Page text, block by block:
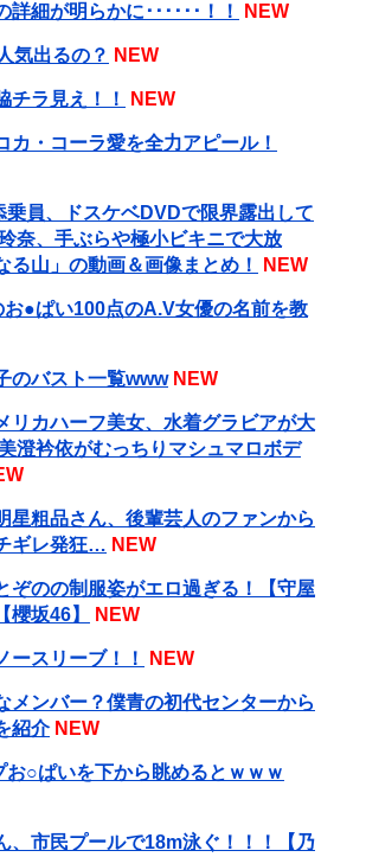
詳細が明らかに･･････！！
NEW
気出るの？ NEW
ラ見え！！ NEW
カ・コーラ愛を全力アピール！
乗員、ドスケベDVDで限界露出して
奈、手ぶらや極小ビキニで大放
る山」の動画＆画像まとめ！
NEW
お●ぱい100点のA.V女優の名前を教
のバスト一覧www NEW
リカハーフ美女、水着グラビアが大
澄衿依がむっちりマシュマロボデ
星粗品さん、後輩芸人のファンから
ギレ発狂… NEW
ぞのの制服姿がエロ過ぎる！【守屋
櫻坂46】
NEW
スリーブ！！ NEW
メンバー？僕青の初代センターから
紹介 NEW
お○ぱいを下から眺めるとｗｗｗ
、市民プールで18m泳ぐ！！！【乃